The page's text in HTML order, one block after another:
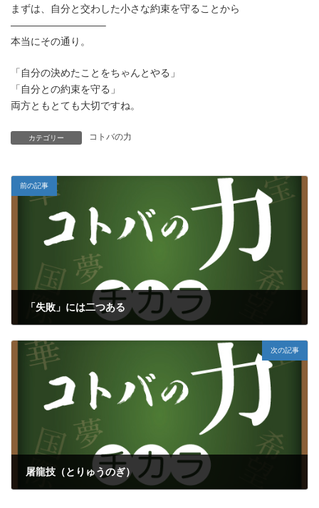
まずは、自分と交わした小さな約束を守ることから
—————————–
本当にその通り。
「自分の決めたことをちゃんとやる」
「自分との約束を守る」
両方ともとても大切ですね。
カテゴリー コトバの力
前の記事
「失敗」には二つある
次の記事
屠龍技（とりゅうのぎ）